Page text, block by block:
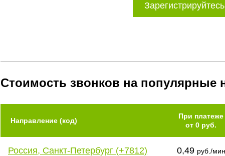
Стоимость звонков на популярные
Направление (код)
При платеже
от 0 руб.
Россия, Санкт-Петербург (+7812) 0,49 руб./мин.